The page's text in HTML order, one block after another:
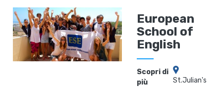
European
School of
English
Scopri di
più
St.Julian's